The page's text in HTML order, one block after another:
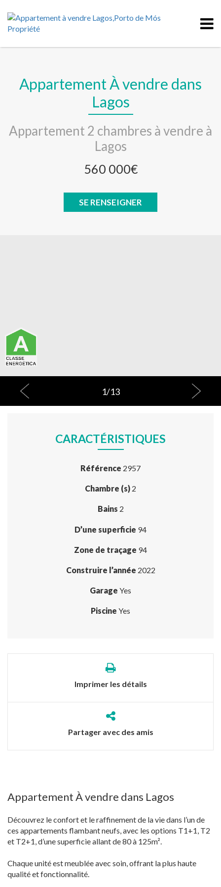
Appartement À vendre dans
Lagos
Appartement 2 chambres à vendre à
Lagos
560 000€
SE RENSEIGNER
1/13
CARACTÉRISTIQUES
Référence 2957
Chambre (s) 2
Bains 2
D’une superficie 94
Zone de traçage 94
Construire l’année 2022
Garage Yes
Piscine Yes
Imprimer les détails
Partager avec des amis
Appartement À vendre dans Lagos
Découvrez le confort et le raffinement de la vie dans l’un de
ces appartements flambant neufs, avec les options T1+1, T2
et T2+1, d’une superficie allant de 80 à 125m².
Chaque unité est meublée avec soin, offrant la plus haute
qualité et fonctionnalité.